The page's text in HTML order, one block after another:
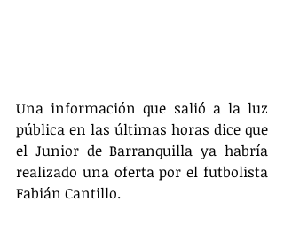
Una información que salió a la luz
pública en las últimas horas dice que
el Junior de Barranquilla ya habría
realizado una oferta por el futbolista
Fabián Cantillo.